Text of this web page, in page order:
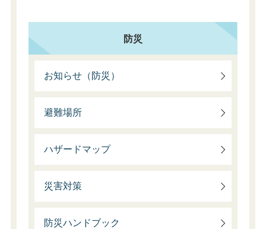
防災
お知らせ（防災）
避難場所
ハザードマップ
災害対策
防災ハンドブック